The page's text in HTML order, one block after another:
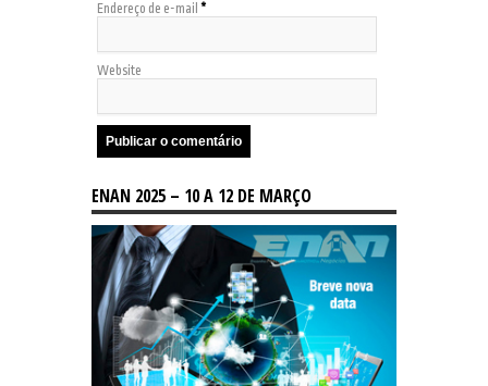
Endereço de e-mail *
Website
ENAN 2025 – 10 A 12 DE MARÇO